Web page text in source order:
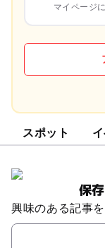
マイページ
スポット
保
興味のある記事